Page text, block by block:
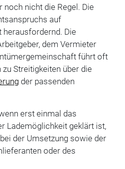
nicht die Regel. Die
auf
Die
dem Vermieter
führt oft
Streitigkeiten über die
der passenden
erst einmal das
Lademöglichkeit geklärt ist,
der Umsetzung sowie der
oder des